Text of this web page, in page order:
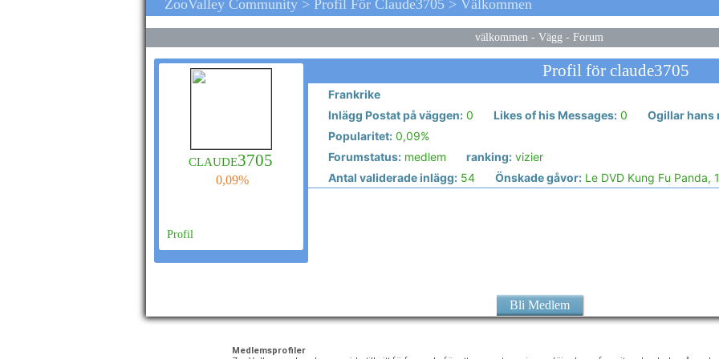
ZooValley Community > Profil För Claude3705 > Välkommen
välkommen - Vägg - Forum
claude3705
0,09%
Profil
Profil för claude3705
Frankrike
Inlägg Postat på väggen:0 Likes of his Messages:0
Ogillar hans
Popularitet:0,09%
Forumstatus:medlem ranking:vizier
Antal validerade inlägg:54 Önskade gåvor:Le DVD Kung Fu Panda,
Bli Medlem
Medlemsprofiler